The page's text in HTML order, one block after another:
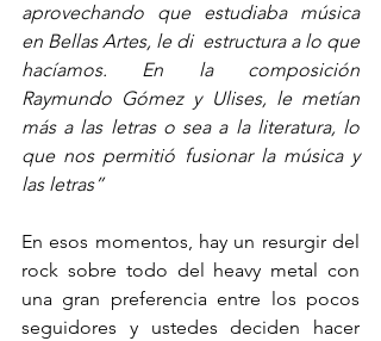
aprovechando que estudiaba música
en Bellas Artes, le di  estructura a lo que
hacíamos. En la composición
Raymundo Gómez y Ulises, le metían
más a las letras o sea a la literatura, lo
que nos permitió fusionar la música y
las letras”
En esos momentos, hay un resurgir del
rock sobre todo del heavy metal con
una gran preferencia entre los pocos
seguidores y ustedes deciden hacer